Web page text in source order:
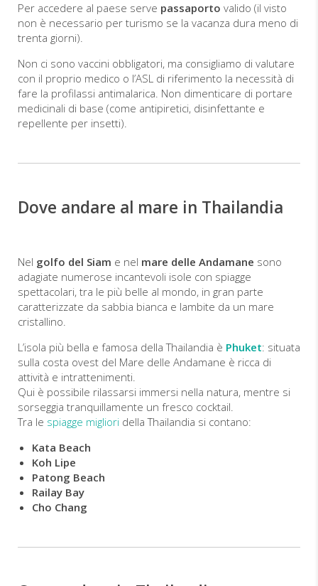
Per accedere al paese serve passaporto valido (il visto
non è necessario per turismo se la vacanza dura meno di
trenta giorni).
Non ci sono vaccini obbligatori, ma consigliamo di valutare
con il proprio medico o l’ASL di riferimento la necessità di
fare la profilassi antimalarica. Non dimenticare di portare
medicinali di base (come antipiretici, disinfettante e
repellente per insetti).
Dove andare al mare in Thailandia
Nel golfo del Siam e nel mare delle Andamane sono
adagiate numerose incantevoli isole con spiagge
spettacolari, tra le più belle al mondo, in gran parte
caratterizzate da sabbia bianca e lambite da un mare
cristallino.
L’isola più bella e famosa della Thailandia è Phuket: situata
sulla costa ovest del Mare delle Andamane è ricca di
attività e intrattenimenti.
Qui è possibile rilassarsi immersi nella natura, mentre si
sorseggia tranquillamente un fresco cocktail.
Tra le spiagge migliori della Thailandia si contano:
Kata Beach
Koh Lipe
Patong Beach
Railay Bay
Cho Chang